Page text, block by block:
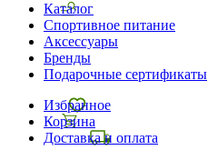
Каталог
Спортивное питание
Аксессуары
Бренды
Подарочные сертификаты
Избранное
Корзина
Доставка и оплата